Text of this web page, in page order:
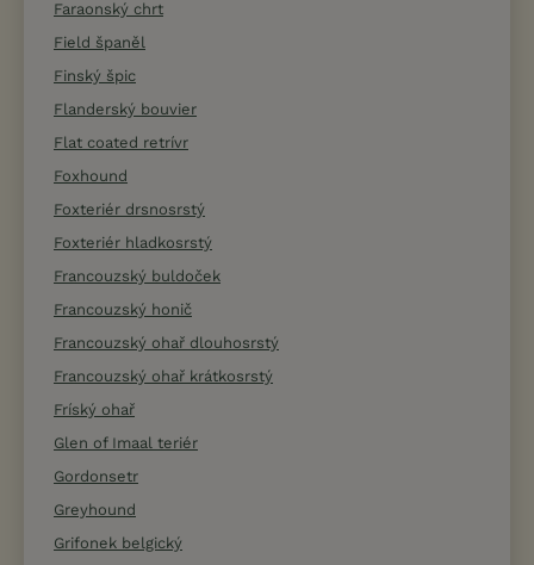
Faraonský chrt
Field španěl
Finský špic
Flanderský bouvier
Flat coated retrívr
Foxhound
Foxteriér drsnosrstý
Foxteriér hladkosrstý
Francouzský buldoček
Francouzský honič
Francouzský ohař dlouhosrstý
Francouzský ohař krátkosrstý
Fríský ohař
Glen of Imaal teriér
Gordonsetr
Greyhound
Grifonek belgický